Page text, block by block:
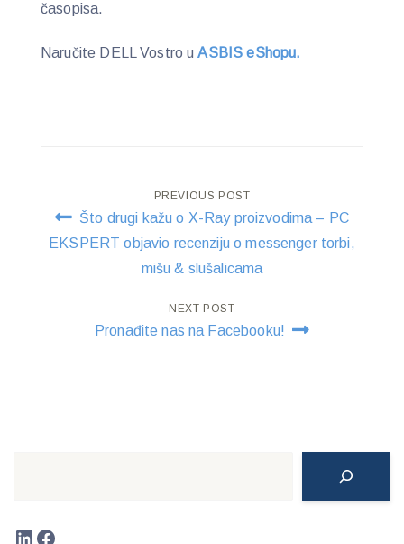
časopisa.
Naručite DELL Vostro uASBIS eShopu.
Post
navigation
PREVIOUS POST
Što drugi kažu o X-Ray proizvodima – PC
EKSPERT objavio recenziju o messenger torbi,
mišu & slušalicama
NEXT POST
Pronađite nas na Facebooku!
LinkedIn
Facebook